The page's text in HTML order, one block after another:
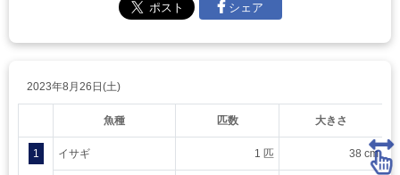
シェア
2023年8月26日(土)
魚種 匹数 大きさ
1 イサギ 1 匹 38 cm